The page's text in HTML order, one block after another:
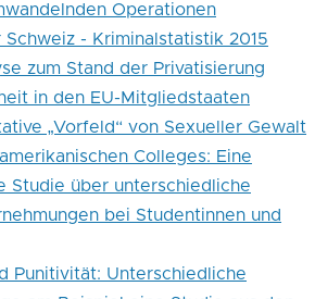
Operationen
Schweiz - Kriminalstatistik 2015
zum Stand der Privatisierung
in den EU-Mitgliedstaaten
„Vorfeld“ von Sexueller Gewalt
Colleges: Eine
Studie über unterschiedliche
bei Studentinnen und
Punitivität: Unterschiedliche